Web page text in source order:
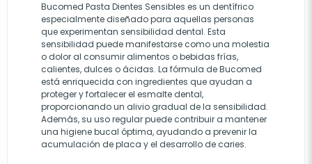
Bucomed Pasta Dientes Sensibles es un dentífrico
especialmente diseñado para aquellas personas
que experimentan sensibilidad dental. Esta
sensibilidad puede manifestarse como una molestia
o dolor al consumir alimentos o bebidas frías,
calientes, dulces o ácidas. La fórmula de Bucomed
está enriquecida con ingredientes que ayudan a
proteger y fortalecer el esmalte dental,
proporcionando un alivio gradual de la sensibilidad.
Además, su uso regular puede contribuir a mantener
una higiene bucal óptima, ayudando a prevenir la
acumulación de placa y el desarrollo de caries.